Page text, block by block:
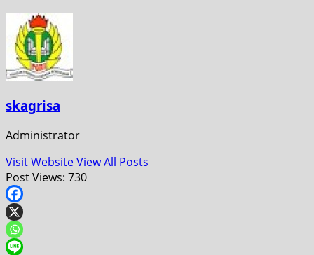
skagrisa
Administrator
Visit WebsiteView All Posts
Post Views: 730